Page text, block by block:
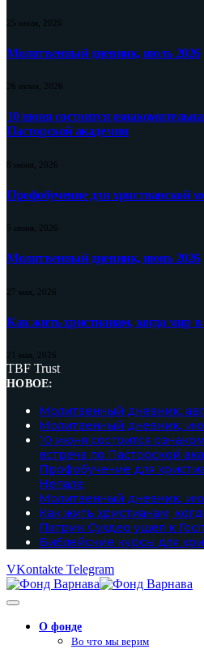
25 июля, 2026
Молитвенный дневник, июль 2026
26 июня, 2026
10 июня состоится
Пасторской академии
8 июня, 2026
Профобучение для христианской
5 июня, 2026
Молитвенный дневник, июнь 2026
27 мая, 2026
Как жить христианам, когда мир в
21 мая, 2026
TBF Trust
НОВОЕ:
Молитвенный дневник,
Молитвенный дневник,
10 июня состоится
встреча по Пасторской
Профобучение для
Непале
Молитвенный дневник,
Как жить христианам,
Патрик Сухдео ушел к
Библейские курсы для
VKontakte Telegram
О фонде
Во что мы верим